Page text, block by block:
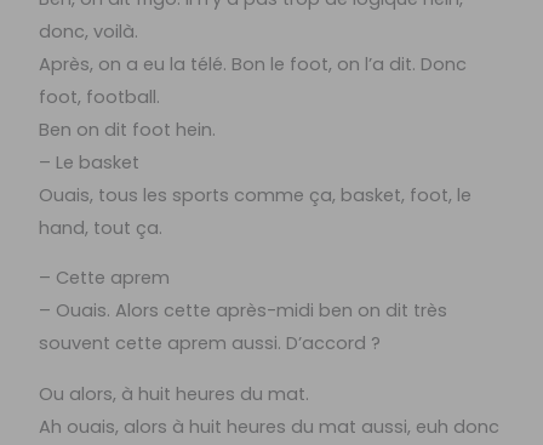
donc, voilà.
Après, on a eu la télé. Bon le foot, on l’a dit. Donc
foot, football.
Ben on dit foot hein.
– Le basket
Ouais, tous les sports comme ça, basket, foot, le
hand, tout ça.
– Cette aprem
– Ouais. Alors cette après-midi ben on dit très
souvent cette aprem aussi. D’accord ?
Ou alors, à huit heures du mat.
Ah ouais, alors à huit heures du mat aussi, euh donc